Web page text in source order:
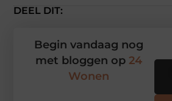
DEEL DIT:
Begin vandaag nog
met bloggen op 24
Wonen